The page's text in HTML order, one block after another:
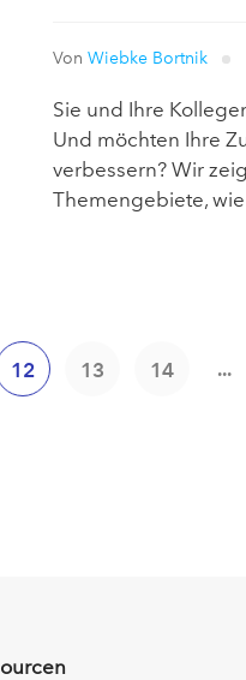
VonWiebke Bortnik
Sie und Ihre
Und möchten Ihre
verbessern? Wir
Themengebiete,
12 13 14 ...